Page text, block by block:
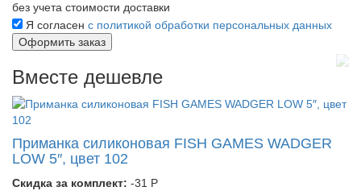
без учета стоимости доставки
Я согласен с политикой обработки персональных данных
Вместе дешевле
Приманка силиконовая FISH GAMES WADGER
LOW 5″, цвет 102
Скидка за комплект: -31 Р